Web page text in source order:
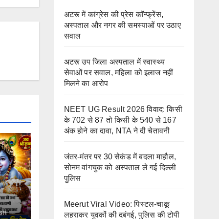
अटरू में कांग्रेस की प्रेस कॉन्फ्रेंस,
अस्पताल और नगर की समस्याओं पर उठाए
सवाल
अटरू उप जिला अस्पताल में स्वास्थ्य
सेवाओं पर सवाल, महिला को इलाज नहीं
मिलने का आरोप
NEET UG Result 2026 विवाद: किसी
के 702 से 87 तो किसी के 540 से 167
अंक होने का दावा, NTA ने दी चेतावनी
जंतर-मंतर पर 30 सेकंड में बदला माहौल,
सोनम वांगचुक को अस्पताल ले गई दिल्ली
पुलिस
Meerut Viral Video: पिस्टल-चाकू
लहराकर युवकों की दबंगई, पुलिस की टोपी